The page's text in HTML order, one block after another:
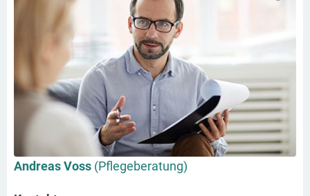
Andreas Voss (Pflegeberatung)